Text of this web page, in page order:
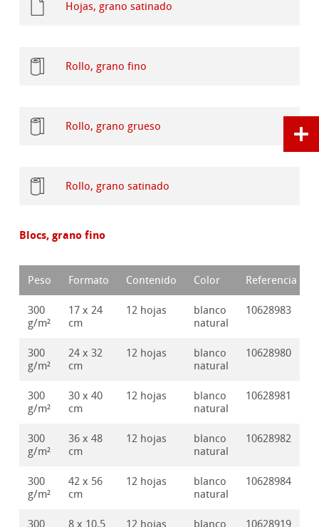
Hojas, grano satinado
Rollo, grano fino
Rollo, grano grueso
Rollo, grano satinado
Blocs, grano fino
Peso Formato Contenido Color Referencia
300
g/m²
17 x 24
cm
12 hojas
blanco
natural
10628983
300
g/m²
24 x 32
cm
12 hojas
blanco
natural
10628980
300
g/m²
30 x 40
cm
12 hojas
blanco
natural
10628981
300
g/m²
36 x 48
cm
12 hojas
blanco
natural
10628982
300
g/m²
42 x 56
cm
12 hojas
blanco
natural
10628984
300
8 x 10,5
12 hojas
blanco
10628919